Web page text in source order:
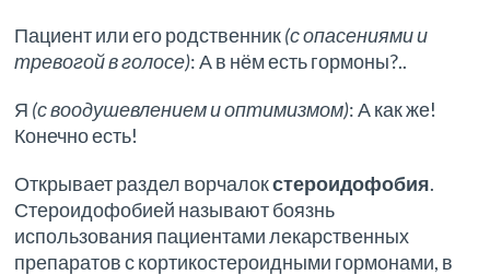
Пациент или его родственник(с опасениями и
тревогой в голосе): А в нём есть гормоны?..
Я (с воодушевлением и оптимизмом): А как же!
Конечно есть!
Открывает раздел ворчалокстероидофобия.
Стероидофобией называют боязнь
использования пациентами лекарственных
препаратов с кортикостероидными гормонами, в